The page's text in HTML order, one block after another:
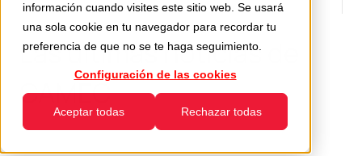
información cuando visites este sitio web. Se usará
una sola cookie en tu navegador para recordar tu
preferencia de que no se te haga seguimiento.
Configuración de las cookies
Aceptar todas Rechazar todas
Las últimas noticias de
CAMEC